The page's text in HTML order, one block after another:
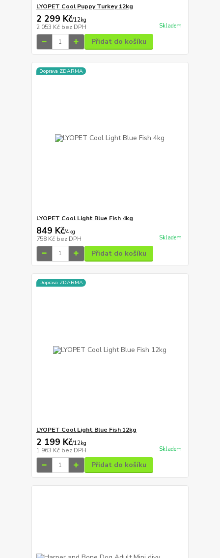
LYOPET Cool Puppy Turkey 12kg
2 299 Kč/12kg
2 053 Kč bez DPH Skladem
Přidat do košíku
Doprava ZDARMA
LYOPET Cool Light Blue Fish 4kg
849 Kč/4kg
758 Kč bez DPH Skladem
Přidat do košíku
Doprava ZDARMA
LYOPET Cool Light Blue Fish 12kg
2 199 Kč/12kg
1 963 Kč bez DPH Skladem
Přidat do košíku